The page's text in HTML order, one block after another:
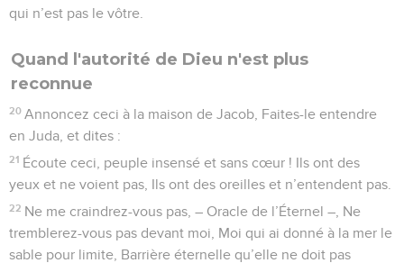
qui n’est pas le vôtre.
Quand l'autorité de Dieu n'est plus
reconnue
20 Annoncez ceci à la maison de Jacob, Faites-le entendre
en Juda, et dites :
21 Écoute ceci, peuple insensé et sans cœur ! Ils ont des
yeux et ne voient pas, Ils ont des oreilles et n’entendent pas.
22 Ne me craindrez-vous pas, – Oracle de l’Éternel –, Ne
tremblerez-vous pas devant moi, Moi qui ai donné à la mer le
sable pour limite, Barrière éternelle qu’elle ne doit pas